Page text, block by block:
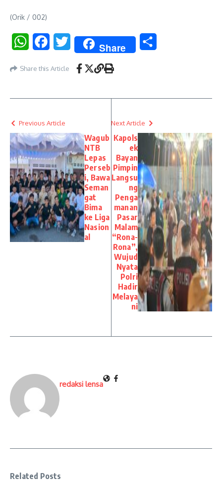
(Orik / 002)
WhatsAppFacebookTwitter Share
Share this Article
Previous Article
Wagub
NTB
Lepas
Perseb
i, Bawa
Seman
gat
Bima
ke Liga
Nasion
al
Next Article
Kapols
ek
Bayan
Pimpin
Langsu
ng
Penga
manan
Pasar
Malam
“Rona-
Rona”,
Wujud
Nyata
Polri
Hadir
Melaya
ni
redaksi lensa
Related Posts